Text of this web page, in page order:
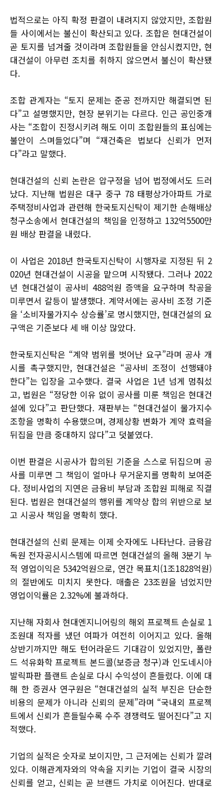
법적으로는 아직 확정 판결이 내려지지 않았지만, 조합원
들 사이에서는 불신이 확산되고 있다. 조합은 현대건설이
곧 토지를 넘겨줄 것이라며 조합원들을 안심시켰지만, 현
대건설이 아무런 조치를 취하지 않으면서 불신이 확산됐
다.
조합 관계자는 “토지 문제는 준공 전까지만 해결되면 된
다”고 설명했지만, 현장 분위기는 다르다. 인근 공인중개
사는 “조합이 진정시키려 해도 이미 조합원들의 표심에는
불안이 스며들었다”며 “재건축은 법보다 신뢰가 먼저
다”라고 말했다.
현대건설의 신뢰 논란은 압구정을 넘어 법정에서도 드러
났다. 지난해 법원은 대구 중구 78 태평상가아파트 가로
주택정비사업과 관련해 한국토지신탁이 제기한 손해배상
청구소송에서 현대건설의 책임을 인정하고 132억5500만
원 배상 판결을 내렸다.
이 사업은 2018년 한국토지신탁이 시행자로 지정된 뒤 2
020년 현대건설이 시공을 맡으며 시작됐다. 그러나 2022
년 현대건설이 공사비 488억원 증액을 요구하며 착공을
미루면서 갈등이 발생했다. 계약서에는 공사비 조정 기준
을 ‘소비자물가지수 상승률’로 명시했지만, 현대건설의 요
구액은 기준보다 세 배 이상 많았다.
한국토지신탁은 “계약 범위를 벗어난 요구”라며 공사 개
시를 촉구했지만, 현대건설은 “공사비 조정이 선행돼야
한다”는 입장을 고수했다. 결국 사업은 1년 넘게 멈춰섰
고, 법원은 “정당한 이유 없이 공사를 미룬 책임은 현대건
설에 있다”고 판단했다. 재판부는 “현대건설이 물가지수
조항을 명확히 수용했으며, 경제상황 변화가 계약 효력을
뒤집을 만큼 중대하지 않다”고 덧붙였다.
이번 판결은 시공사가 합의된 기준을 스스로 뒤집으며 공
사를 미루면 그 책임이 얼마나 무거운지를 명확히 보여준
다. 정비사업의 지연은 금융비 부담과 조합원 피해로 직결
된다. 법원은 현대건설의 행위를 계약상 합의 위반으로 보
고 시공사 책임을 명확히 했다.
현대건설의 신뢰 문제는 이제 숫자에도 나타난다. 금융감
독원 전자공시시스템에 따르면 현대건설의 올해 3분기 누
적 영업이익은 5342억원으로, 연간 목표치(1조1828억원)
의 절반에도 미치지 못한다. 매출은 23조원을 넘었지만
영업이익률은 2.32%에 불과하다.
지난해 자회사 현대엔지니어링의 해외 프로젝트 손실로 1
조원대 적자를 냈던 여파가 여전히 이어지고 있다. 올해
상반기까지만 해도 턴어라운드 기대감이 있었지만, 폴란
드 석유화학 프로젝트 본드콜(보증금 청구)과 인도네시아
발릭파판 플랜트 손실로 다시 수익성이 흔들렸다. 이에 대
해 한 증권사 연구원은 “현대건설의 실적 부진은 단순한
비용의 문제가 아니라 신뢰의 문제”라며 “국내외 프로젝
트에서 신뢰가 흔들릴수록 수주 경쟁력도 떨어진다”고 지
적했다.
기업의 실적은 숫자로 보이지만, 그 근저에는 신뢰가 깔려
있다. 이해관계자와의 약속을 지키는 기업이 결국 시장의
신뢰를 얻고, 신뢰는 곧 브랜드 가치로 이어진다. 반대로